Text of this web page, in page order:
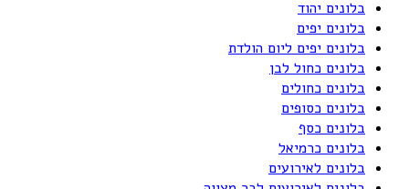
בלונים יהוד
בלונים יפים
בלונים יפים ליום הולדת
בלונים כחול לבן
בלונים כחולים
בלונים כסופים
בלונים כסף
בלונים כרמיאל
בלונים לאירועים